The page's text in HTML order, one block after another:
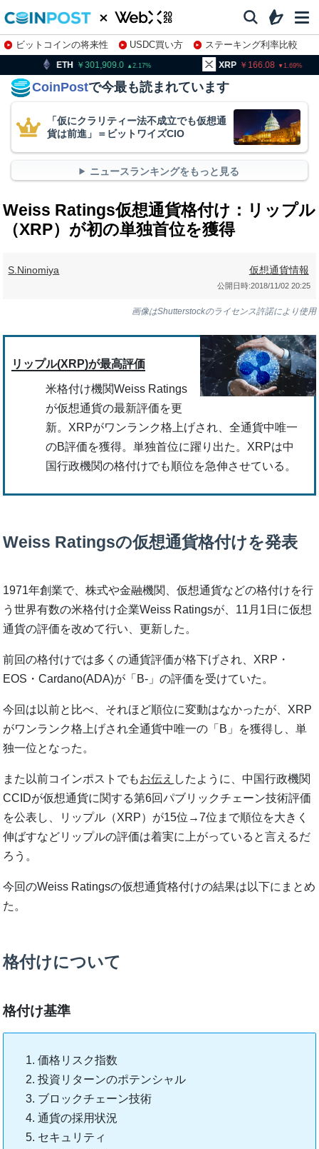
ビットコインの将来性 USDC買い方
ステーキング利率比較
株特集・関連銘柄
2.17 XRP 1.69 BNB
CoinPostで今最も読まれています
「仮にクラリティー法不成立でも仮想通
貨は前進」＝ビットワイズCIO
ニュースランキングをもっと見る
Weiss Ratings仮想通貨格付け：リップル
（XRP）が初の単独首位を獲得
S.Ninomiya 仮想通貨情報
公開日時:2018/11/02 20:25
画像はShutterstockのライセンス許諾により使用
リップル(XRP)が最高評価
米格付け機関Weiss Ratings
が仮想通貨の最新評価を更
新。XRPがワンランク格上げされ、全通貨中唯一
のB評価を獲得。単独首位に躍り出た。XRPは中
国行政機関の格付けでも順位を急伸させている。
Weiss Ratingsの仮想通貨格付けを発表
1971年創業で、株式や金融機関、仮想通貨などの格付けを行
う世界有数の米格付け企業Weiss Ratingsが、11月1日に仮想
通貨の評価を改めて行い、更新した。
前回の格付けでは多くの通貨評価が格下げされ、XRP・
EOS・Cardano(ADA)が「B-」の評価を受けていた。
今回は以前と比べ、それほど順位に変動はなかったが、XRP
がワンランク格上げされ全通貨中唯一の「B」を獲得し、単
独一位となった。
また以前コインポストでもお伝え したように、中国行政機関
CCIDが仮想通貨に関する第6回パブリックチェーン技術評価
を公表し、リップル（XRP）が15位→7位まで順位を大きく
伸ばすなどリップルの評価は着実に上がっていると言えるだ
ろう。
今回のWeiss Ratingsの仮想通貨格付けの結果は以下にまとめ
た。
格付けについて
格付け基準
価格リスク指数
投資リターンのポテンシャル
ブロックチェーン技術
通貨の採用状況
セキュリティ